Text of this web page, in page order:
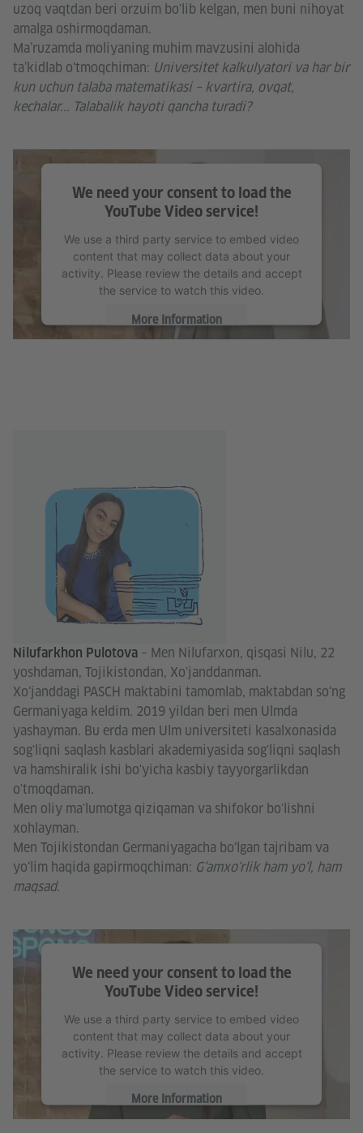
uzoq vaqtdan beri orzuim bo'lib kelgan, men buni nihoyat
amalga oshirmoqdaman.
Ma’ruzamda moliyaning muhim mavzusini alohida
ta’kidlab o‘tmoqchiman: Universitet kalkulyatori va har bir
kun uchun talaba matematikasi – kvartira, ovqat,
kechalar... Talabalik hayoti qancha turadi?
We need your consent to load the
YouTube Video service!
We use a third party service to embed video
content that may collect data about your
activity. Please review the details and accept
the service to watch this video.
More Information
Nilufarkhon Pulotova – Men Nilufarxon, qisqasi Nilu, 22
yoshdaman, Tojikistondan, Xo'janddanman.
Xo‘janddagi PASCH maktabini tamomlab, maktabdan so‘ng
Germaniyaga keldim. 2019 yildan beri men Ulmda
yashayman. Bu erda men Ulm universiteti kasalxonasida
sog'liqni saqlash kasblari akademiyasida sog'liqni saqlash
va hamshiralik ishi bo'yicha kasbiy tayyorgarlikdan
o'tmoqdaman.
Men oliy ma'lumotga qiziqaman va shifokor bo'lishni
xohlayman.
Men Tojikistondan Germaniyagacha bo‘lgan tajribam va
yo‘lim haqida gapirmoqchiman: G‘amxo‘rlik ham yo‘l, ham
maqsad.
We need your consent to load the
YouTube Video service!
We use a third party service to embed video
content that may collect data about your
activity. Please review the details and accept
the service to watch this video.
More Information